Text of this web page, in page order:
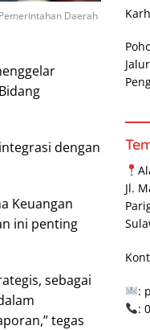
Daerah
dengan
Keuangan
ini penting
sebagai
tegas
Jl.
:
: